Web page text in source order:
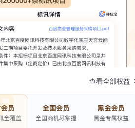
查看全部权益